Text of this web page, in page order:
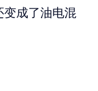
变成了油电混